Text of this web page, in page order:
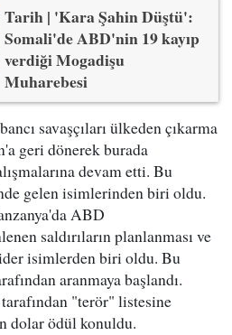
Tarih | 'Kara Şahin Düştü':
Somali'de ABD'nin 19 kayıp
verdiği Mogadişu
Muharebesi
savaşçıları ülkeden çıkarma
geri dönerek burada
devam etti. Bu
gelen isimlerinden biri oldu.
ABD
saldırıların planlanması ve
isimlerden biri oldu. Bu
aranmaya başlandı.
"terör" listesine
dolar ödül konuldu.